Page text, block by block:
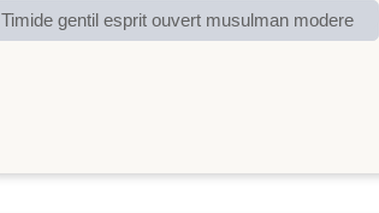
Timide gentil esprit ouvert musulman modere